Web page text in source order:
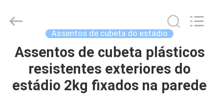
CASA
PRODUTOS
Commercial
Co.,Ltd.
Reserved.
Assentos de cubeta do estádio
Assentos de cubeta plásticos
resistentes exteriores do
estádio 2kg fixados na parede